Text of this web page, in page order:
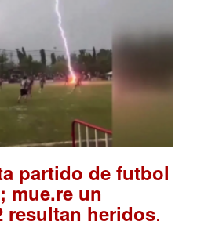
partido de futbol
mue.re un
resultan heridos.